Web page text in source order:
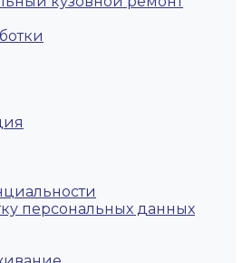
персональных данных